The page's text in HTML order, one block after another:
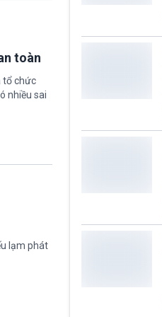
toàn
tổ chức
nhiều sai
lạm phát